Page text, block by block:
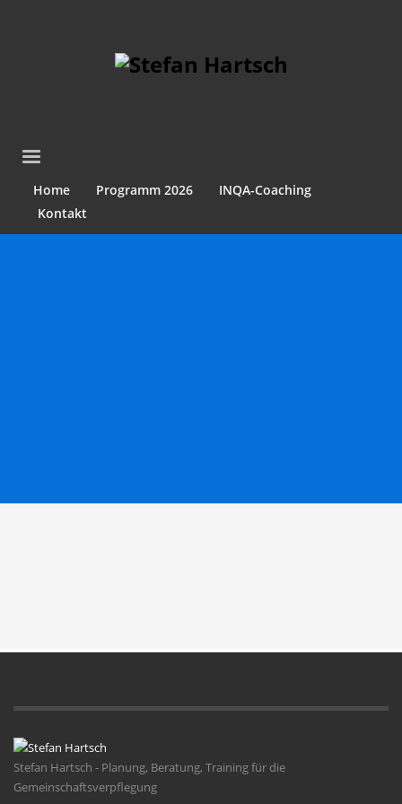
Home Programm 2026
INQA-Coaching
Kontakt
Stefan Hartsch - Planung, Beratung, Training für die
Gemeinschaftsverpflegung